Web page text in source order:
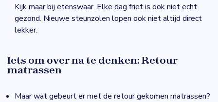
Kijk maar bij etenswaar. Elke dag friet is ook niet echt
gezond. Nieuwe steunzolen lopen ook niet altijd direct
lekker.
Iets om over na te denken: Retour
matrassen
Maar wat gebeurt er met de retour gekomen matrassen?